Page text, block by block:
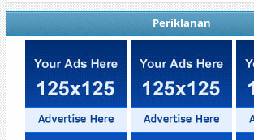
Periklanan